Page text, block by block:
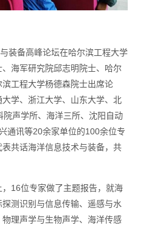
装备高峰论坛在哈尔滨工程大学
海军研究院邱志明院士、哈尔
工程大学杨德森院士出席论
学、浙江大学、山东大学、北
声学所、海洋三所、沈阳自动
通讯等20余家单位的100余位专
共话海洋信息技术与装备，共
16位专家做了主题报告，就海
测识别与信息传输、遥感与水
理声学与生物声学、海洋传感